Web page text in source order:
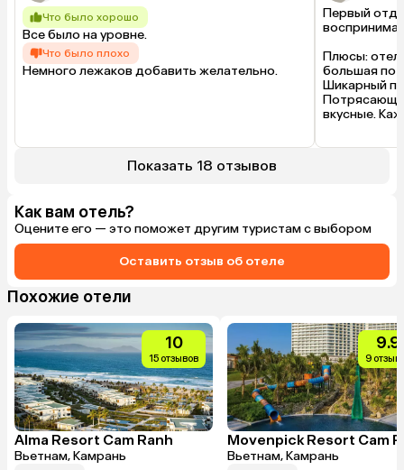
Что было хорошо
Все было на уровне.
Что было плохо
Немного лежаков добавить желательно.
Первый
Плюсы:
большая
Шикарный
вкусные.
обед, ни
напитками в
везде
и всем бы
Система
напитков на
отличия от
"завтрак,
наливали
браслеты
одинаково),
между
Показать 18 отзывов
Как вам отель?
Оцените его — это поможет другим туристам с выбором
Оставить отзыв об отеле
Похожие отели
10
15 отзывов
Alma Resort Cam Ranh
Вьетнам, Камрань
9.9
9
Вьетнам, Камрань